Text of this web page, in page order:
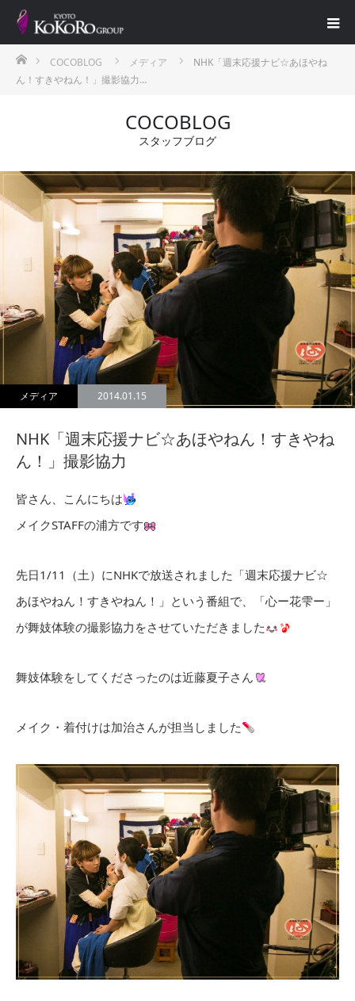
ホームCOCOBLOG メディア
NHK「週末応援ナビ☆あほやね
ん！すきやねん！」撮影協力…
COCOBLOG
スタッフブログ
メディア 2014.01.15
NHK「週末応援ナビ☆あほやねん！すきやね
ん！」撮影協力
皆さん、こんにちは
メイクSTAFFの浦方です
先日1/11（土）にNHKで放送されました「週末応援ナビ☆
あほやねん！すきやねん！」という番組で、「心ー花雫ー」
が舞妓体験の撮影協力をさせていただきました
舞妓体験をしてくださったのは近藤夏子さん
メイク・着付けは加治さんが担当しました